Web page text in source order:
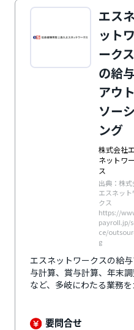
ど、多様な業種・規模の組
エス
ットワ
ークス
の給与
アウト
ソーシ
ング
株式会社
ネットワ
ス
出典：株式
エスネット
クス
https://
payroll.jp/
ce/
g
エスネットワークスの給
与計算、賞与計算、年末
など、多岐にわたる業務
も迅速に対応し、正確な
提出や納品物の形式も企
に対応し、資料受領から
要問合せ